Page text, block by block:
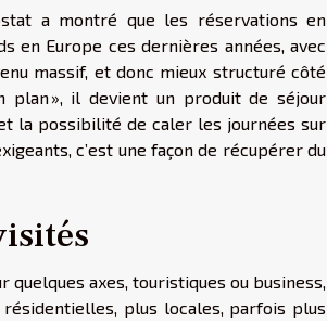
a montré que les réservations en
en Europe ces dernières années, avec
massif, et donc mieux structuré côté
plan », il devient un produit de séjour
la possibilité de caler les journées sur
c’est une façon de récupérer du
quelques axes, touristiques ou business,
plus locales, parfois plus